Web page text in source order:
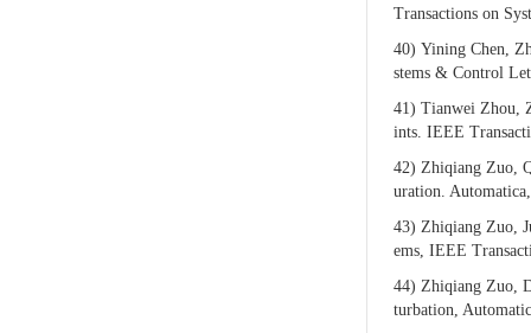
Transactions on
40) Yining Chen,
stems & Control
41) Tianwei Zhou,
ints. IEEE
42) Zhiqiang Zuo,
uration.
43) Zhiqiang Zuo,
ems, IEEE
44) Zhiqiang Zuo,
turbation,